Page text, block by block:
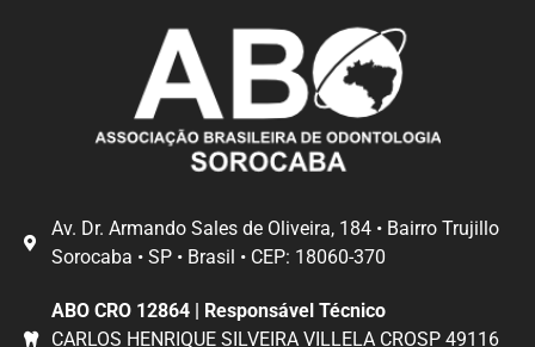
Av. Dr. Armando Sales de Oliveira, 184 • Bairro Trujillo
Sorocaba • SP • Brasil • CEP: 18060-370
ABO CRO 12864 | Responsável Técnico
CARLOS HENRIQUE SILVEIRA VILLELA CROSP 49116